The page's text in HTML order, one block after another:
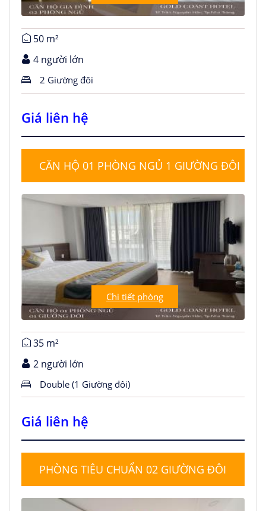
50 m²
4 người lớn
2 Giường đôi
Giá liên hệ
CĂN HỘ 01 PHÒNG NGỦ 1 GIƯỜNG ĐÔI
Chi tiết phòng
35 m²
2 người lớn
Double (1 Giường đôi)
Giá liên hệ
PHÒNG TIÊU CHUẨN 02 GIƯỜNG ĐÔI